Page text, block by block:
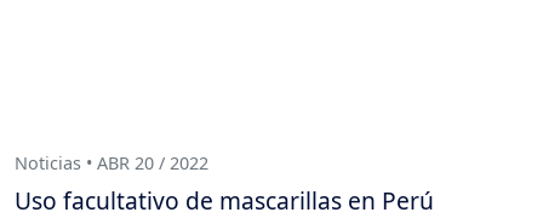
Noticias • ABR 20 / 2022
Uso facultativo de mascarillas en Perú